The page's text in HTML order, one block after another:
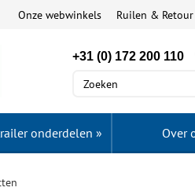
Onze webwinkels Ruilen & Retour
+31 (0) 172 200 110
onderdelen » Over